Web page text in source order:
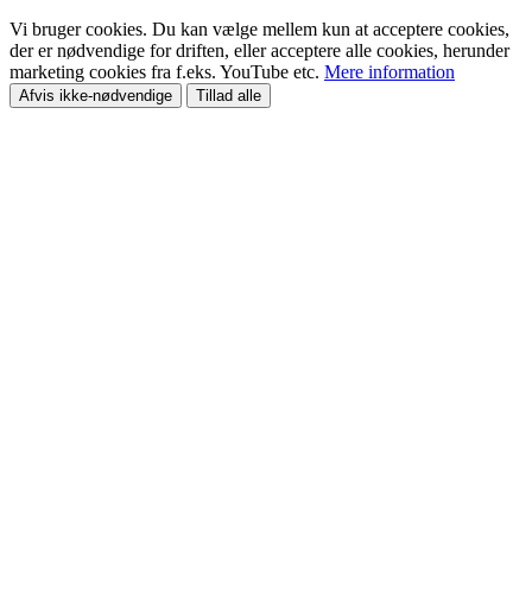
Vi bruger cookies. Du kan vælge mellem kun at acceptere cookies,
der er nødvendige for driften, eller acceptere alle cookies, herunder
marketing cookies fra f.eks. YouTube etc. Mere information
Afvis ikke-nødvendige Tillad alle